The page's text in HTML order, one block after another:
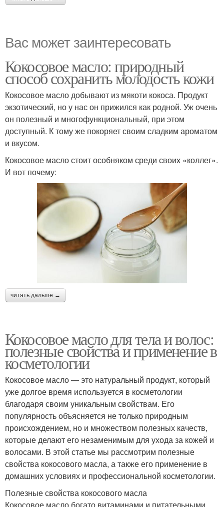
Вас может заинтересовать
Кокосовое масло: природный
способ сохранить молодость кожи
Кокосовое масло добывают из мякоти кокоса. Продукт
экзотический, но у нас он прижился как родной. Уж очень
он полезный и многофункциональный, при этом
доступный. К тому же покоряет своим сладким ароматом
и вкусом.
Кокосовое масло стоит особняком среди своих «коллег».
И вот почему:
читать дальше →
Кокосовое масло для тела и волос:
полезные свойства и применение в
косметологии
Кокосовое масло — это натуральный продукт, который
уже долгое время используется в косметологии
благодаря своим уникальным свойствам. Его
популярность объясняется не только природным
происхождением, но и множеством полезных качеств,
которые делают его незаменимым для ухода за кожей и
волосами. В этой статье мы рассмотрим полезные
свойства кокосового масла, а также его применение в
домашних условиях и профессиональной косметологии.
Полезные свойства кокосового масла